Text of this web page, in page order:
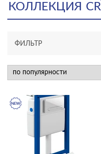
КОЛЛЕКЦИЯ
ФИЛЬТР
новинка
КАТЕГОРИЯ
акриловые ванны